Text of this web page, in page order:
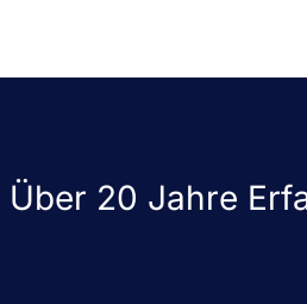
Über 20 Jahre